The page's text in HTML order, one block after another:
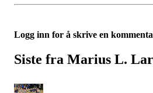
Logg inn for å skrive en
Siste fra Marius L.